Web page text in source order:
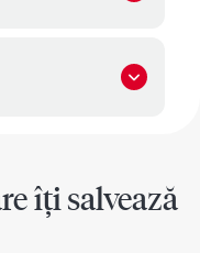
îți salvează